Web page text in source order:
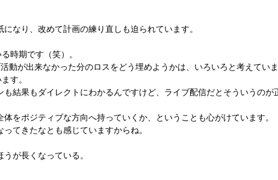
なり、改めて計画の練り直しも迫られています。
時期です（笑）。
動が出来なかった分のロスをどう埋めようかは、いろいろと考えていま
す。
結果もダイレクトにわかるんですけど、ライブ配信だとそういうのが
をポジティブな方向へ持っていくか、ということも心がけています。
てきたなとも感じていますからね。
が長くなっている。